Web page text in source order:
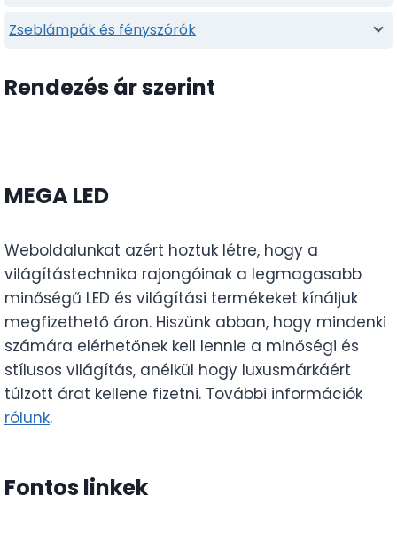
Zseblámpák és fényszórók
Rendezés ár szerint
MEGA LED
Weboldalunkat azért hoztuk létre, hogy a
világítástechnika rajongóinak a legmagasabb
minőségű LED és világítási termékeket kínáljuk
megfizethető áron. Hiszünk abban, hogy mindenki
számára elérhetőnek kell lennie a minőségi és
stílusos világítás, anélkül hogy luxusmárkáért
túlzott árat kellene fizetni. További információk
rólunk.
Fontos linkek